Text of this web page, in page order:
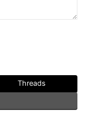
Threads